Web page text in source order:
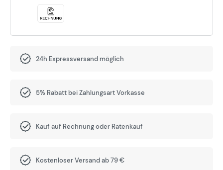
24h Expressversand möglich
5% Rabatt bei Zahlungsart Vorkasse
Kauf auf Rechnung oder Ratenkauf
Kostenloser Versand ab 79 €